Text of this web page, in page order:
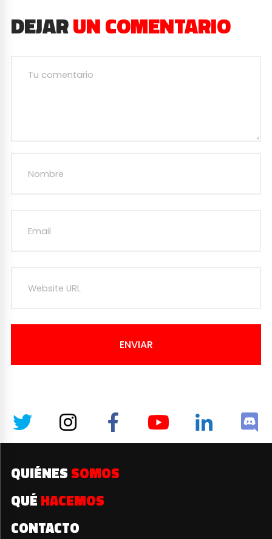
DEJARUN COMENTARIO
ENVIAR
QUIÉNES SOMOS
QUÉ HACEMOS
CONTACTO